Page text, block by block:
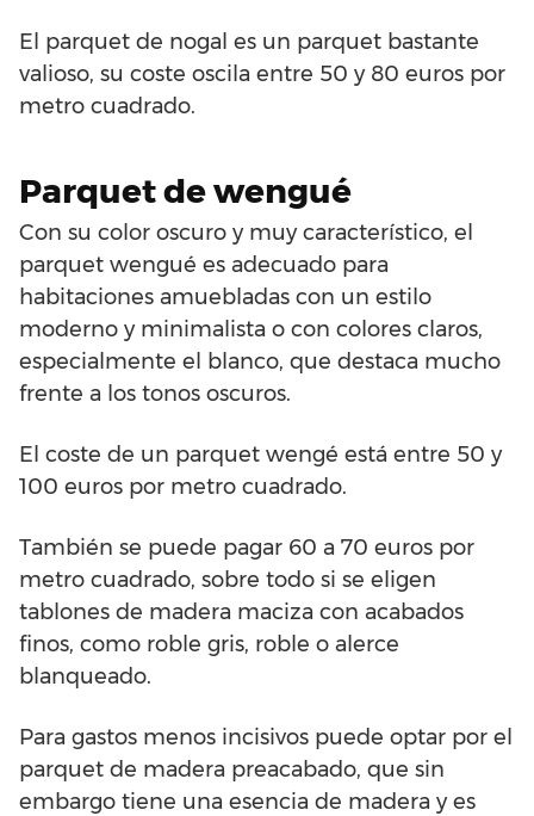
El parquet de nogal es un parquet bastante
valioso, su coste oscila entre 50 y 80 euros por
metro cuadrado.
Parquet de wengué
Con su color oscuro y muy característico, el
parquet wengué es adecuado para
habitaciones amuebladas con un estilo
moderno y minimalista o con colores claros,
especialmente el blanco, que destaca mucho
frente a los tonos oscuros.
El coste de un parquet wengé está entre 50 y
100 euros por metro cuadrado.
También se puede pagar 60 a 70 euros por
metro cuadrado, sobre todo si se eligen
tablones de madera maciza con acabados
finos, como roble gris, roble o alerce
blanqueado.
Para gastos menos incisivos puede optar por el
parquet de madera preacabado, que sin
embargo tiene una esencia de madera y es